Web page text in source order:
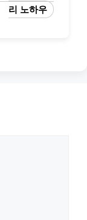
리 노하우